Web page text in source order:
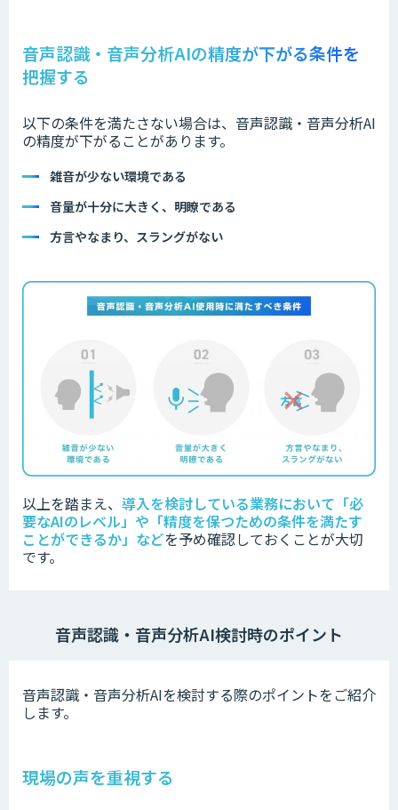
音声認識・音声分析AIの精度が下がる条件を
把握する
以下の条件を満たさない場合は、音声認識・音声分析AI
の精度が下がることがあります。
雑音が少ない環境である
音量が十分に大きく、明瞭である
方言やなまり、スラングがない
以上を踏まえ、 導入を検討している業務において「必
要なAIのレベル」や「精度を保つための条件を満たす
ことができるか」などを予め確認しておくことが大切
です。
音声認識・音声分析AI検討時のポイント
音声認識・音声分析AIを検討する際のポイントをご紹介
します。
現場の声を重視する